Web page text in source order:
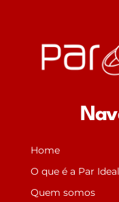
Home
O que é a Par Ideal
Quem somos